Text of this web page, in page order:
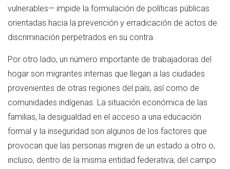
vulnerables— impide la formulación de políticas públicas
orientadas hacia la prevención y erradicación de actos de
discriminación perpetrados en su contra.
Por otro lado, un número importante de trabajadoras del
hogar son migrantes internas que llegan a las ciudades
provenientes de otras regiones del país, así como de
comunidades indígenas. La situación económica de las
familias, la desigualdad en el acceso a una educación
formal y la inseguridad son algunos de los factores que
provocan que las personas migren de un estado a otro o,
incluso, dentro de la misma entidad federativa, del campo